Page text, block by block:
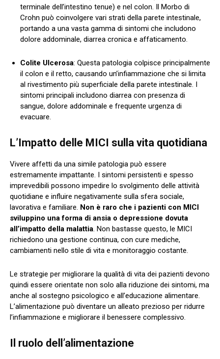
terminale dell’intestino tenue) e nel colon. Il Morbo di
Crohn può coinvolgere vari strati della parete intestinale,
portando a una vasta gamma di sintomi che includono
dolore addominale, diarrea cronica e affaticamento.
Colite Ulcerosa: Questa patologia colpisce principalmente
il colon e il retto, causando un’infiammazione che si limita
al rivestimento più superficiale della parete intestinale. I
sintomi principali includono diarrea con presenza di
sangue, dolore addominale e frequente urgenza di
evacuare.
L’Impatto delle MICI sulla vita quotidiana
Vivere affetti da una simile patologia può essere
estremamente impattante. I sintomi persistenti e spesso
imprevedibili possono impedire lo svolgimento delle attività
quotidiane e influire negativamente sulla sfera sociale,
lavorativa e familiare. Non è raro che i pazienti con MICI
sviluppino una forma di ansia o depressione dovuta
all’impatto della malattia. Non bastasse questo, le MICI
richiedono una gestione continua, con cure mediche,
cambiamenti nello stile di vita e monitoraggio costante.
Le strategie per migliorare la qualità di vita dei pazienti devono
quindi essere orientate non solo alla riduzione dei sintomi, ma
anche al sostegno psicologico e all’educazione alimentare.
L’alimentazione può diventare un alleato prezioso per ridurre
l’infiammazione e migliorare il benessere complessivo.
Il ruolo dell’alimentazione